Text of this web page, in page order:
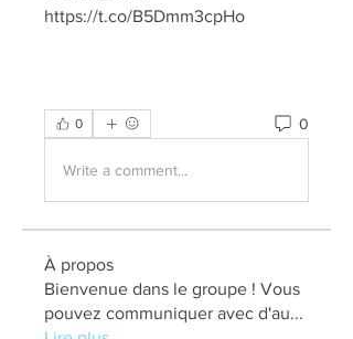
https://t.co/B5Dmm3cpHo
0 0
Write a comment...
À propos
Bienvenue dans le groupe ! Vous
pouvez communiquer avec d'au...